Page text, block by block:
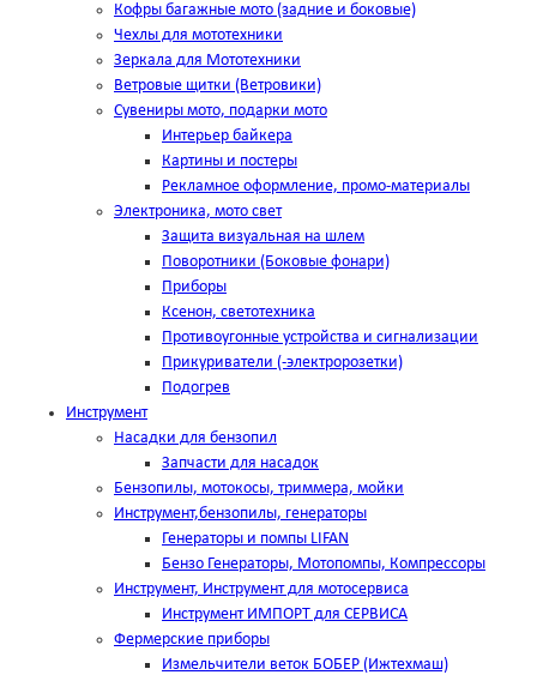
Кофры багажные мото (задние и боковые)
Чехлы для мототехники
Зеркала для Мототехники
Ветровые щитки (Ветровики)
Сувениры мото, подарки мото
Интерьер байкера
Картины и постеры
Рекламное оформление, промо-материалы
Электроника, мото свет
Защита визуальная на шлем
Поворотники (Боковые фонари)
Приборы
Ксенон, светотехника
Противоугонные устройства и сигнализации
Прикуриватели (-электророзетки)
Подогрев
Инструмент
Насадки для бензопил
Запчасти для насадок
Бензопилы, мотокосы, триммера, мойки
Инструмент,бензопилы, генераторы
Генераторы и помпы LIFAN
Бензо Генераторы, Мотопомпы, Компрессоры
Инструмент, Инструмент для мотосервиса
Инструмент ИМПОРТ для СЕРВИСА
Фермерские приборы
Измельчители веток БОБЕР (Ижтехмаш)